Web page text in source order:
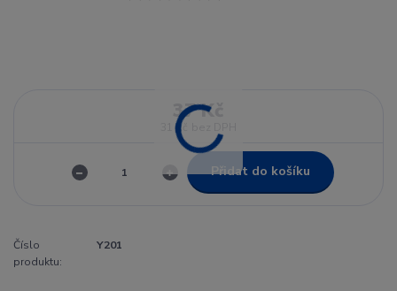
37 Kč
31 Kč
Přidat do košíku
Číslo
produktu:
Y201